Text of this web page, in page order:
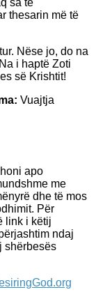
thesarin më të
Nëse jo, do na
i haptë Zoti
së Krishtit!
Vuajtja
apo
me
dhe të mos
Për
link i këtij
ndaj
shërbesës